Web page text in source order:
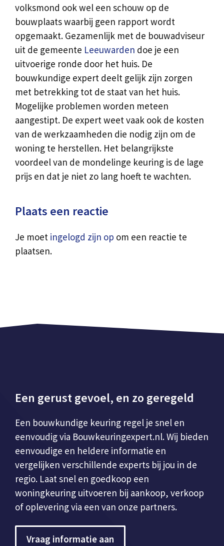
volksmond ook wel een schouw op de
bouwplaats waarbij geen rapport wordt
opgemaakt. Gezamenlijk met de bouwadviseur
uit de gemeente Leeuwarden doe je een
uitvoerige ronde door het huis. De
bouwkundige expert deelt gelijk zijn zorgen
met betrekking tot de staat van het huis.
Mogelijke problemen worden meteen
aangestipt. De expert weet vaak ook de kosten
van de werkzaamheden die nodig zijn om de
woning te herstellen. Het belangrijkste
voordeel van de mondelinge keuring is de lage
prijs en dat je niet zo lang hoeft te wachten.
Plaats een reactie
Je moet ingelogd zijn op om een reactie te
plaatsen.
Een gerust gevoel, en zo geregeld
Een bouwkundige keuring regel je snel en
eenvoudig via Bouwkeuringexpert.nl. Wij bieden
eenvoudige en heldere informatie en
vergelijken verschillende experts bij jou in de
regio. Laat snel en goedkoop een
woningkeuring uitvoeren bij aankoop, verkoop
of oplevering via een van onze partners.
Vraag informatie aan